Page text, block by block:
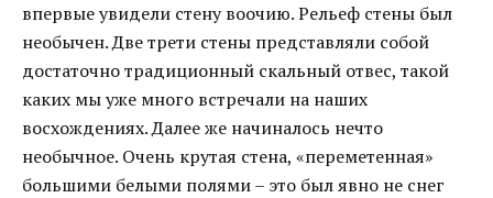
впервые увидели стену воочию. Рельеф стены был
необычен. Две трети стены представляли собой
достаточно традиционный скальный отвес, такой
каких мы уже много встречали на наших
восхождениях. Далее же начиналось нечто
необычное. Очень крутая стена, «переметенная»
большими белыми полями – это был явно не снег